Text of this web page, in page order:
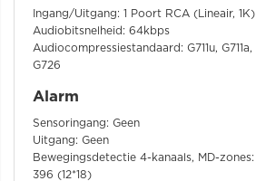
Ingang/Uitgang: 1 Poort RCA (Lineair, 1K)
Audiobitsnelheid: 64kbps
Audiocompressiestandaard: G711u, G711a,
G726
Alarm
Sensoringang: Geen
Uitgang: Geen
Bewegingsdetectie 4-kanaals, MD-zones:
396 (12*18)